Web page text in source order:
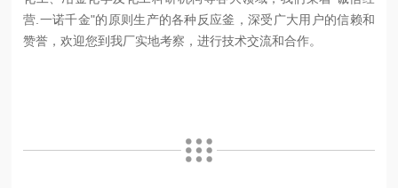
营.一诺千金"的原则生产的各种反应釜，深受广大用户的信赖和
赞誉，欢迎您到我厂实地考察，进行技术交流和合作。